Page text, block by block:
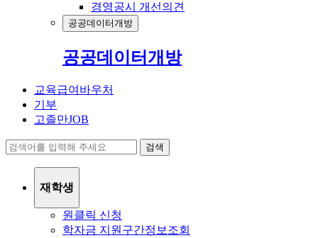
경영공시 개선의견
공공데이터개방
공공데이터개방
교육급여바우처
기부
고졸만JOB
검색
재학생
원클릭 신청
학자금 지원구간정보조회